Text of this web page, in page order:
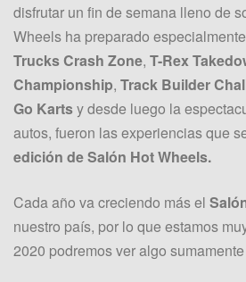
disfrutar un fin de semana lleno de
Wheels ha preparado
Trucks Crash Zone, T-Rex
Championship, Track Builder
Go Kartsy desde luego la
autos, fueron las experiencias que
edición de Salón Hot Wheels.
Cada año va creciendo más el
nuestro país, por lo que estamos
2020 podremos ver algo